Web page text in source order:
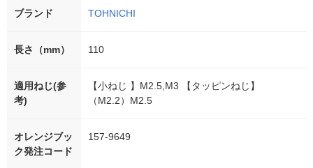
ブランド TOHNICHI
長さ（mm） 110
適用ねじ(参
考)
【小ねじ 】M2.5,M3 【タッピンねじ】
（M2.2）M2.5
オレンジブッ
ク発注コード
157-9649